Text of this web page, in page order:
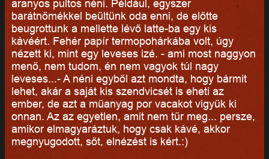
aranyos pultos néni. Például, egyszer
barátnőmékkel beültünk oda enni, de előtte
beugrottunk a mellette lévő latte-ba egy kis
kávéért. Fehér papír termopohárkába volt, úgy
nézett ki, mint egy leveses izé. - ami most naggyon
menő, nem tudom, én nem vagyok túl nagy
leveses...- A néni egyből azt mondta, hogy bármit
lehet, akár a saját kis szendvicsét is eheti az
ember, de azt a műanyag por vacakot vigyük ki
onnan. Az az egyetlen, amit nem tűr meg... persze,
amikor elmagyaráztuk, hogy csak kávé, akkor
megnyugodott, sőt, elnézést is kért.:)